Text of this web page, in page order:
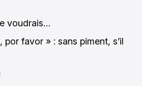
voudrais…
por favor » : sans piment, s’il